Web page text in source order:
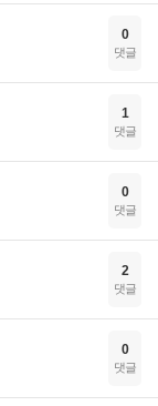
0
댓글
1
댓글
0
댓글
2
댓글
0
댓글